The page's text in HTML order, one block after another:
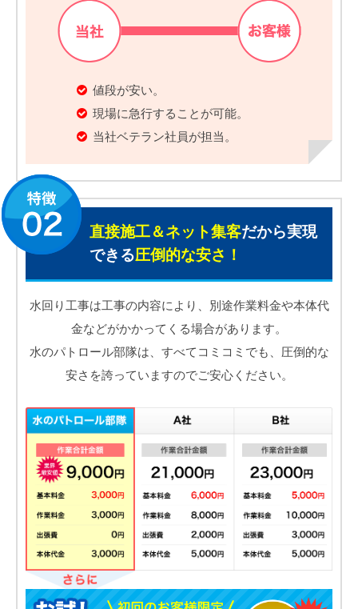
値段が安い。
現場に急行することが可能。
当社ベテラン社員が担当。
直接施工＆ネット集客だから実現
できる圧倒的な安さ！
水回り工事は工事の内容により、別途作業料金や本体代
金などがかかってくる場合があります。
水のパトロール部隊は、すべてコミコミでも、圧倒的な
安さを誇っていますのでご安心ください。